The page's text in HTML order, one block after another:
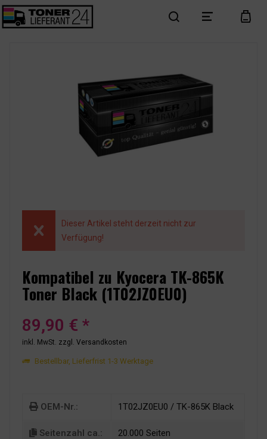
search menu cart
Dieser Artikel steht derzeit nicht zur
Verfügung!
Kompatibel zu Kyocera TK-865K
Toner Black (1T02JZ0EU0)
89,90 € *
inkl. MwSt. zzgl. Versandkosten
Bestellbar, Lieferfrist 1-3 Werktage
OEM-Nr.: 1T02JZ0EU0 / TK-865K Black
Seitenzahl ca.: 20.000 Seiten